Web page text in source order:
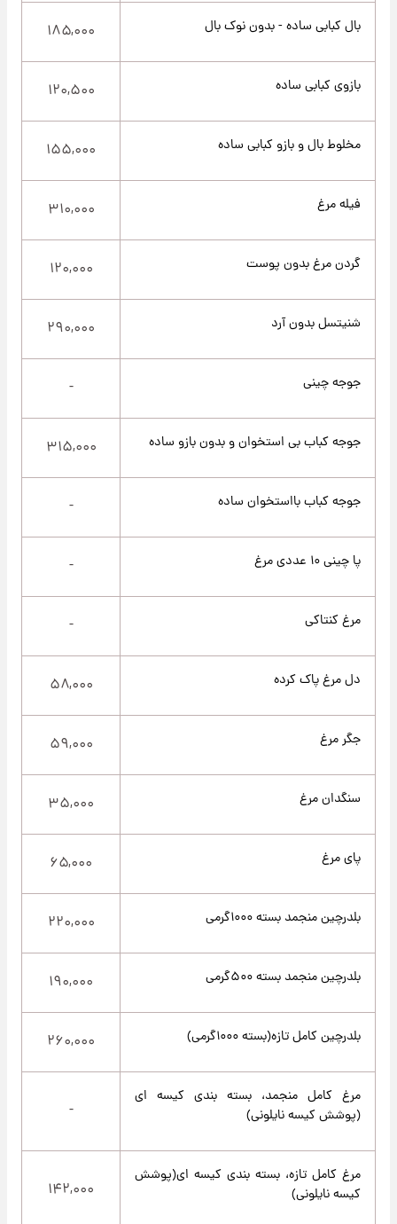
بال کبابی ساده - بدون نوک بال ۱۸۵,۰۰۰
بازوی کبابی ساده ۱۲۰,۵۰۰
مخلوط بال و بازو کبابی ساده ۱۵۵,۰۰۰
فیله مرغ ۳۱۰,۰۰۰
گردن مرغ بدون پوست ۱۲۰,۰۰۰
شنیتسل بدون آرد ۲۹۰,۰۰۰
جوجه چینی
جوجه کباب بی استخوان و بدون بازو ساده ۳۱۵,۰۰۰
جوجه کباب بااستخوان ساده
پا چینی ۱۰ عددی مرغ
مرغ کنتاکی
دل مرغ پاک کرده ۵۸,۰۰۰
جگر مرغ ۵۹,۰۰۰
سنگدان مرغ ۳۵,۰۰۰
پای مرغ ۶۵,۰۰۰
بلدرچین منجمد بسته ۱۰۰۰گرمی ۲۲۰,۰۰۰
بلدرچین منجمد بسته ۵۰۰گرمی ۱۹۰,۰۰۰
بلدرچین کامل تازه(بسته ۱۰۰۰گرمی) ۲۶۰,۰۰۰
مرغ کامل منجمد، بسته بندی کیسه ای
(پوشش کیسه نایلونی)
مرغ کامل تازه، بسته بندی کیسه ای(پوشش
کیسه نایلونی)
۱۴۲,۰۰۰